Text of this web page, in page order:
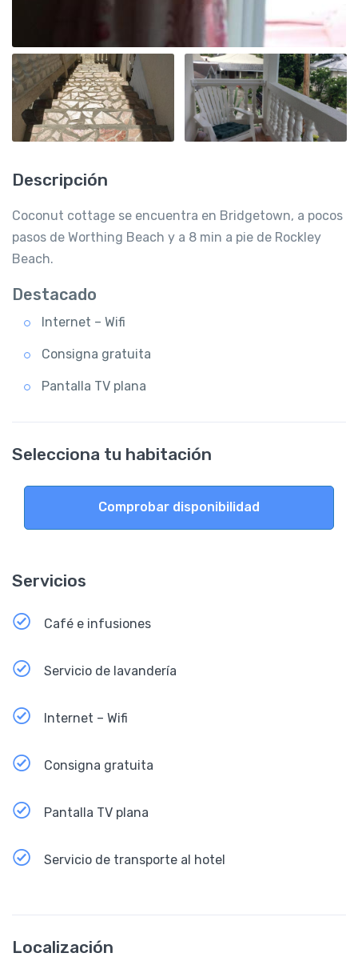
Descripción
Coconut cottage se encuentra en Bridgetown, a pocos
pasos de Worthing Beach y a 8 min a pie de Rockley
Beach.
Destacado
Internet – Wifi
Consigna gratuita
Pantalla TV plana
Selecciona tu habitación
Comprobar disponibilidad
Servicios
Café e infusiones
Servicio de lavandería
Internet – Wifi
Consigna gratuita
Pantalla TV plana
Servicio de transporte al hotel
Localización